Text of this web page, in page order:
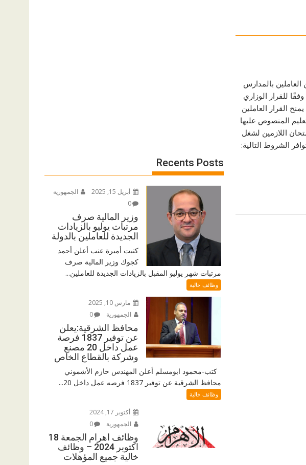
العاملين بالمدارس
للقرار الوزاري
رقم 160 لسنة 2024. تفاصيل القرار الوزاري رقم 160 لسنة 2024 يمنح القرار العاملين
المنصوص عليها
اللازمين لشغل
الشروط التالية:
Recents Posts
أبريل 15, 2025
الجمهورية
0
وزير المالية صرف
مرتبات يوليو بالزيادات
الجديدة للعاملين بالدولة
كتبت أميرة عنب أعلن أحمد
كجوك وزير المالية صرف
مرتبات شهر يوليو المقبل بالزيادات الجديدة للعاملين...
وظائف خالية
مارس 10, 2025
الجمهورية
0
محافظ الشرقية:يعلن
عن توفير 1837 فرصة
عمل داخل 20 مصنع
وشركة بالقطاع الخاص
كتب-محمود ابومسلم أعلن المهندس حازم الأشموني
محافظ الشرقية عن توفير 1837 فرصه عمل داخل 20...
وظائف خالية
أكتوبر 17, 2024
الجمهورية
0
وظائف اهرام الجمعة 18
اكتوبر 2024 – وظائف
خالية جميع المؤهلات